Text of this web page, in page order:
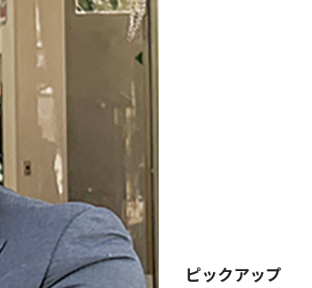
ピックアップ